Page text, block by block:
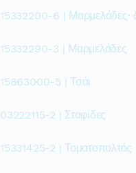
15332200-6 | Μαρμελάδες·
15332290-3 | Μαρμελάδες
15863000-5 | Τσάι
03222115-2 | Σταφίδες
15331425-2 | Τοματοπολτός